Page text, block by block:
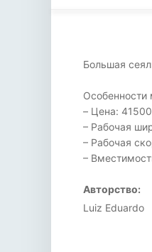
Большая
Особенности
– Цена:
– Рабочая
– Рабочая
–
Авторство:
Luiz Eduardo